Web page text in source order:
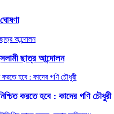
ছাত্র আন্দোলন
করতে হবে : কাদের গণি চৌধুরী